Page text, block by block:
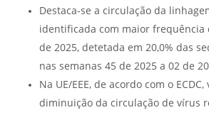
Destaca-se a circulação da
identificada com maior frequência
de 2025, detetada em 20,0% das
nas semanas 45 de 2025 a 02 de
Na UE/EEE, de acordo com o
diminuição da circulação de vírus